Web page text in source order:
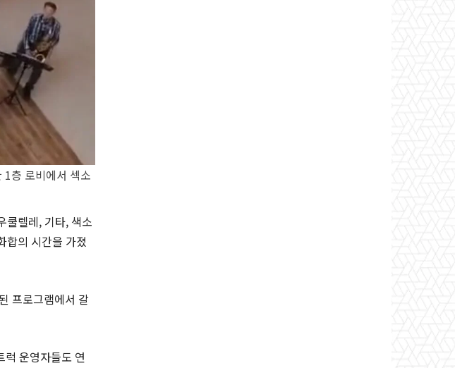
층 로비에서 섹소
쿨렐레, 기타, 색소
합의 시간을 가졌
프로그램에서 갈
운영자들도 연